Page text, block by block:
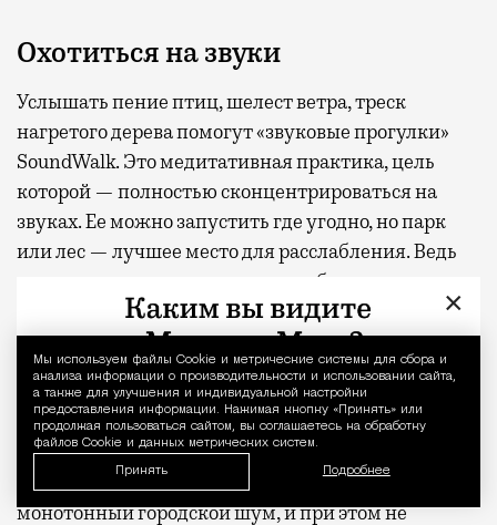
Уведомление
Мы используем файлы Сookie и метрические системы для сбора и
анализа информации о производительности и использовании сайта,
а также для улучшения и индивидуальной настройки
предоставления информации. Нажимая кнопку «Принять» или
продолжая пользоваться сайтом, вы соглашаетесь на обработку
файлов Cookie и данных метрических систем.
Принять Подробнее
Охотиться на звуки
Услышать пение птиц, шелест ветра, треск
нагретого дерева помогут «звуковые прогулки»
SoundWalk. Это медитативная практика, цель
которой — полностью сконцентрироваться на
звуках. Ее можно запустить где угодно, но парк
или лес — лучшее место для расслабления. Ведь
если звуки воспринимаются как безопасные,
активность симпатической нервной системы
(«бей или беги») снижается, а парасимпатической,
отвечающей за восстановление организма,
наоборот, усиливается.
В лесу постоянно меняющийся акустический
ландшафт стимулирует мозг сильнее, чем
монотонный городской шум, и при этом не
×